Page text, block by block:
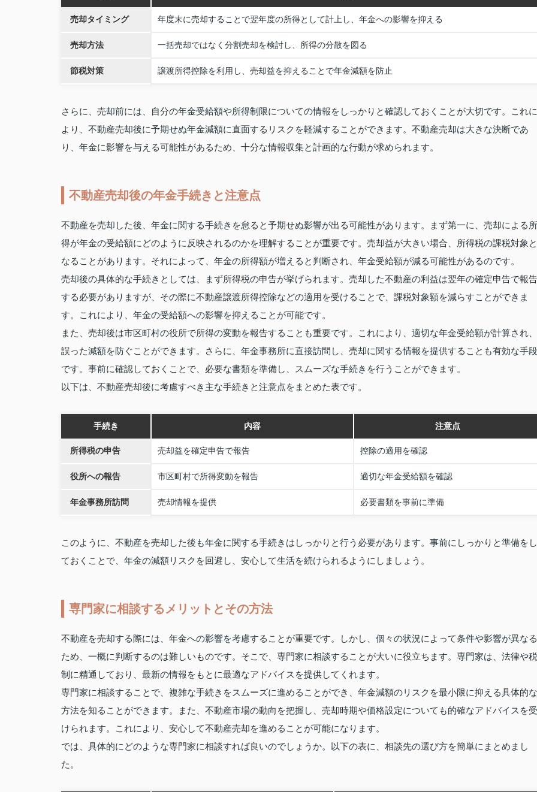
売却タイミング 年度末に売却することで翌年度の所得として計上し、年金への影響を抑える
売却方法 一括売却ではなく分割売却を検討し、所得の分散を図る
節税対策 譲渡所得控除を利用し、売却益を抑えることで年金減額を防止
さらに、売却前には、自分の年金受給額や所得制限についての情報をしっかりと確認しておくことが大切です。これに
より、不動産売却後に予期せぬ年金減額に直面するリスクを軽減することができます。不動産売却は大きな決断であ
り、年金に影響を与える可能性があるため、十分な情報収集と計画的な行動が求められます。
不動産売却後の年金手続きと注意点
不動産を売却した後、年金に関する手続きを怠ると予期せぬ影響が出る可能性があります。まず第一に、売却による所
得が年金の受給額にどのように反映されるのかを理解することが重要です。売却益が大きい場合、所得税の課税対象と
なることがあります。それによって、年金の所得額が増えると判断され、年金受給額が減る可能性があるのです。
売却後の具体的な手続きとしては、まず所得税の申告が挙げられます。売却した不動産の利益は翌年の確定申告で報告
する必要がありますが、その際に不動産譲渡所得控除などの適用を受けることで、課税対象額を減らすことができま
す。これにより、年金の受給額への影響を抑えることが可能です。
また、売却後は市区町村の役所で所得の変動を報告することも重要です。これにより、適切な年金受給額が計算され、
誤った減額を防ぐことができます。さらに、年金事務所に直接訪問し、売却に関する情報を提供することも有効な手段
です。事前に確認しておくことで、必要な書類を準備し、スムーズな手続きを行うことができます。
以下は、不動産売却後に考慮すべき主な手続きと注意点をまとめた表です。
手続き 内容 注意点
所得税の申告 売却益を確定申告で報告 控除の適用を確認
役所への報告 市区町村で所得変動を報告 適切な年金受給額を確認
年金事務所訪問 売却情報を提供 必要書類を事前に準備
このように、不動産を売却した後も年金に関する手続きはしっかりと行う必要があります。事前にしっかりと準備をし
ておくことで、年金の減額リスクを回避し、安心して生活を続けられるようにしましょう。
専門家に相談するメリットとその方法
不動産を売却する際には、年金への影響を考慮することが重要です。しかし、個々の状況によって条件や影響が異なる
ため、一概に判断するのは難しいものです。そこで、専門家に相談することが大いに役立ちます。専門家は、法律や税
制に精通しており、最新の情報をもとに最適なアドバイスを提供してくれます。
専門家に相談することで、複雑な手続きをスムーズに進めることができ、年金減額のリスクを最小限に抑える具体的な
方法を知ることができます。また、不動産市場の動向を把握し、売却時期や価格設定についても的確なアドバイスを受
けられます。これにより、安心して不動産売却を進めることが可能になります。
では、具体的にどのような専門家に相談すれば良いのでしょうか。以下の表に、相談先の選び方を簡単にまとめまし
た。